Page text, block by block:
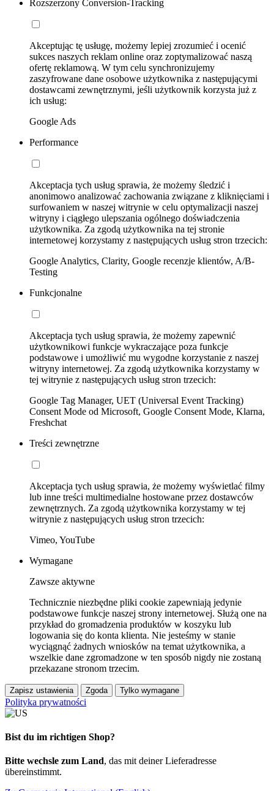
Rozszerzony Conversion-Tracking
Akceptując tę usługę, możemy lepiej zrozumieć i ocenić
sukces naszych reklam online oraz zoptymalizować naszą
ofertę reklamową. W tym celu synchronizujemy
zaszyfrowane dane osobowe użytkownika z następującymi
dostawcami zewnętrznymi, jeśli użytkownik korzysta już z
ich usług:
Google Ads
Performance
Akceptacja tych usług sprawia, że możemy śledzić i
anonimowo analizować zachowania związane z kliknięciami i
surfowaniem w naszej witrynie w celu optymalizacji naszej
witryny i ciągłego ulepszania ogólnego doświadczenia
użytkownika. Za zgodą użytkownika na tej stronie
internetowej korzystamy z następujących usług stron trzecich:
Google Analytics, Clarity, Google recenzje klientów, A/B-
Testing
Funkcjonalne
Akceptacja tych usług sprawia, że możemy zapewnić
użytkownikowi funkcje wykraczające poza funkcje
podstawowe i umożliwić mu wygodne korzystanie z naszej
witryny internetowej. Za zgodą użytkownika korzystamy w
tej witrynie z następujących usług stron trzecich:
Google Tag Manager, UET (Universal Event Tracking)
Consent Mode od Microsoft, Google Consent Mode, Klarna,
Freshchat
Treści zewnętrzne
Akceptacja tych usług sprawia, że możemy wyświetlać filmy
lub inne treści multimedialne hostowane przez dostawców
zewnętrznych. Za zgodą użytkownika korzystamy w tej
witrynie z następujących usług stron trzecich:
Vimeo, YouTube
Wymagane
Zawsze aktywne
Technicznie niezbędne pliki cookie zapewniają jedynie
podstawowe funkcje naszej strony internetowej. Służą one na
przykład do gromadzenia produktów w koszyku lub
logowania się do konta klienta. Nie jesteśmy w stanie
wyciągnąć żadnych wniosków na temat użytkownika, a
wszelkie dane zgromadzone w ten sposób nigdy nie zostaną
przekazane stronom trzecim.
Zapisz ustawienia Zgoda Tylko wymagane
Polityka prywatności
Bist du im richtigen Shop?
Bitte wechsle zum Land, das mit deiner Lieferadresse
übereinstimmt.